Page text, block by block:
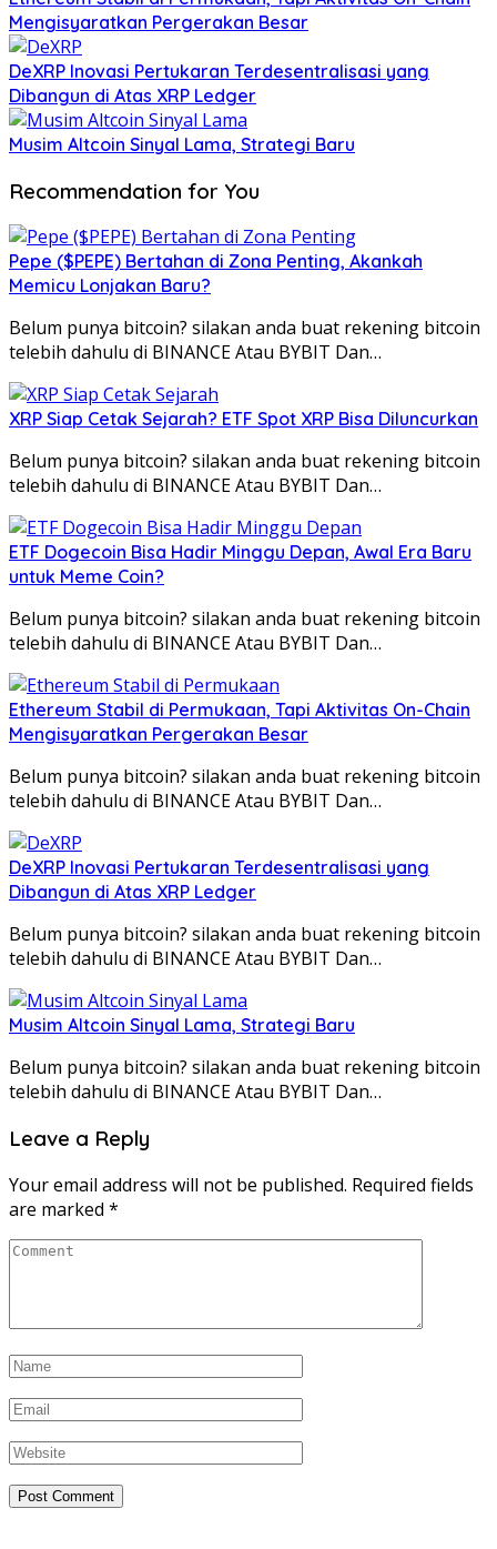
Mengisyaratkan Pergerakan Besar
DeXRP Inovasi Pertukaran Terdesentralisasi yang
Dibangun di Atas XRP Ledger
Musim Altcoin Sinyal Lama, Strategi Baru
Recommendation for You
Pepe ($PEPE) Bertahan di Zona Penting, Akankah
Memicu Lonjakan Baru?
Belum punya bitcoin? silakan anda buat rekening bitcoin
telebih dahulu di BINANCE Atau BYBIT Dan…
XRP Siap Cetak Sejarah? ETF Spot XRP Bisa Diluncurkan
Belum punya bitcoin? silakan anda buat rekening bitcoin
telebih dahulu di BINANCE Atau BYBIT Dan…
ETF Dogecoin Bisa Hadir Minggu Depan, Awal Era Baru
untuk Meme Coin?
Belum punya bitcoin? silakan anda buat rekening bitcoin
telebih dahulu di BINANCE Atau BYBIT Dan…
Ethereum Stabil di Permukaan, Tapi Aktivitas On-Chain
Mengisyaratkan Pergerakan Besar
Belum punya bitcoin? silakan anda buat rekening bitcoin
telebih dahulu di BINANCE Atau BYBIT Dan…
DeXRP Inovasi Pertukaran Terdesentralisasi yang
Dibangun di Atas XRP Ledger
Belum punya bitcoin? silakan anda buat rekening bitcoin
telebih dahulu di BINANCE Atau BYBIT Dan…
Musim Altcoin Sinyal Lama, Strategi Baru
Belum punya bitcoin? silakan anda buat rekening bitcoin
telebih dahulu di BINANCE Atau BYBIT Dan…
Leave a Reply
Your email address will not be published. Required fields
are marked *